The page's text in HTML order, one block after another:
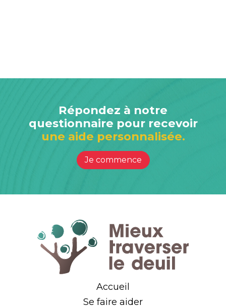
Répondez à notre
questionnaire pour recevoir
une aide personnalisée.
Je commence
Accueil
Se faire aider